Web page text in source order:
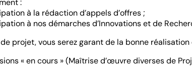
:
à la rédaction d’appels d’offres ;
à nos démarches d’Innovations et de
projet, vous serez garant de la bonne
« en cours » (Maîtrise d’œuvre diverses de